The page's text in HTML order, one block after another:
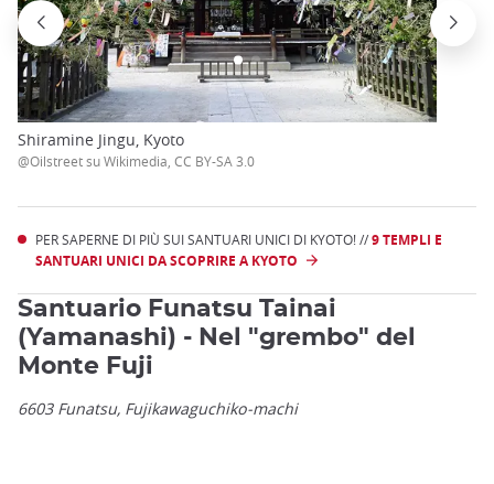
Shiramine Jingu, Kyoto
@Oilstreet su Wikimedia, CC BY-SA 3.0
PER SAPERNE DI PIÙ SUI SANTUARI UNICI DI KYOTO! //9 TEMPLI E
SANTUARI UNICI DA SCOPRIRE A KYOTO
Santuario Funatsu Tainai
(Yamanashi) - Nel "grembo" del
Monte Fuji
6603 Funatsu, Fujikawaguchiko-machi